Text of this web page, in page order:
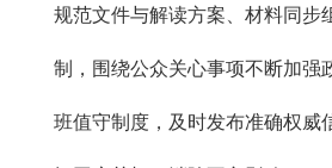
规范文件与解读方案、材料同步
制，围绕公众关心事项不断加强
班值守制度，及时发布准确权威